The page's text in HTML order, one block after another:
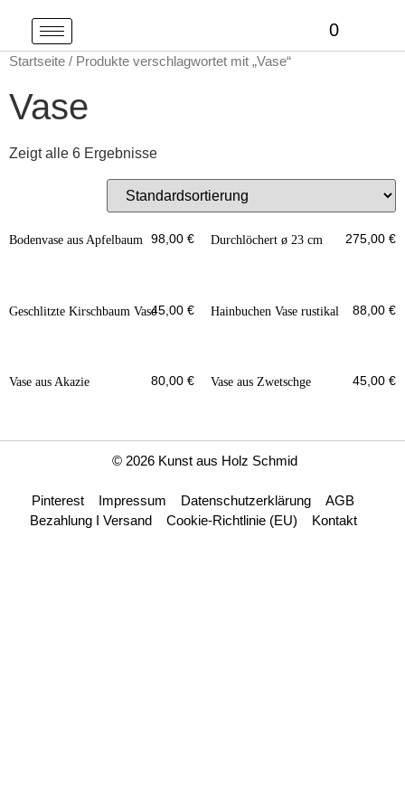
0
Startseite / Produkte verschlagwortet mit „Vase“
Vase
Zeigt alle 6 Ergebnisse
Bodenvase aus Apfelbaum 98,00€ Durchlöchert ø 23 cm 275,00 €
Geschlitzte Kirschbaum Vase45,00€ Hainbuchen Vase rustikal 88,00 €
Vase aus Akazie 80,00€ Vase aus Zwetschge 45,00 €
© 2026 Kunst aus Holz Schmid
Pinterest Impressum Datenschutzerklärung
AGB
Bezahlung I Versand
Cookie-Richtlinie (EU) Kontakt